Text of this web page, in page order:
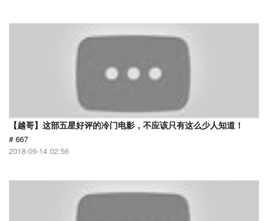
【越哥】这部五星好评的冷门电影，不应该只有这么少人知道！
# 667
2018-09-14 02:56